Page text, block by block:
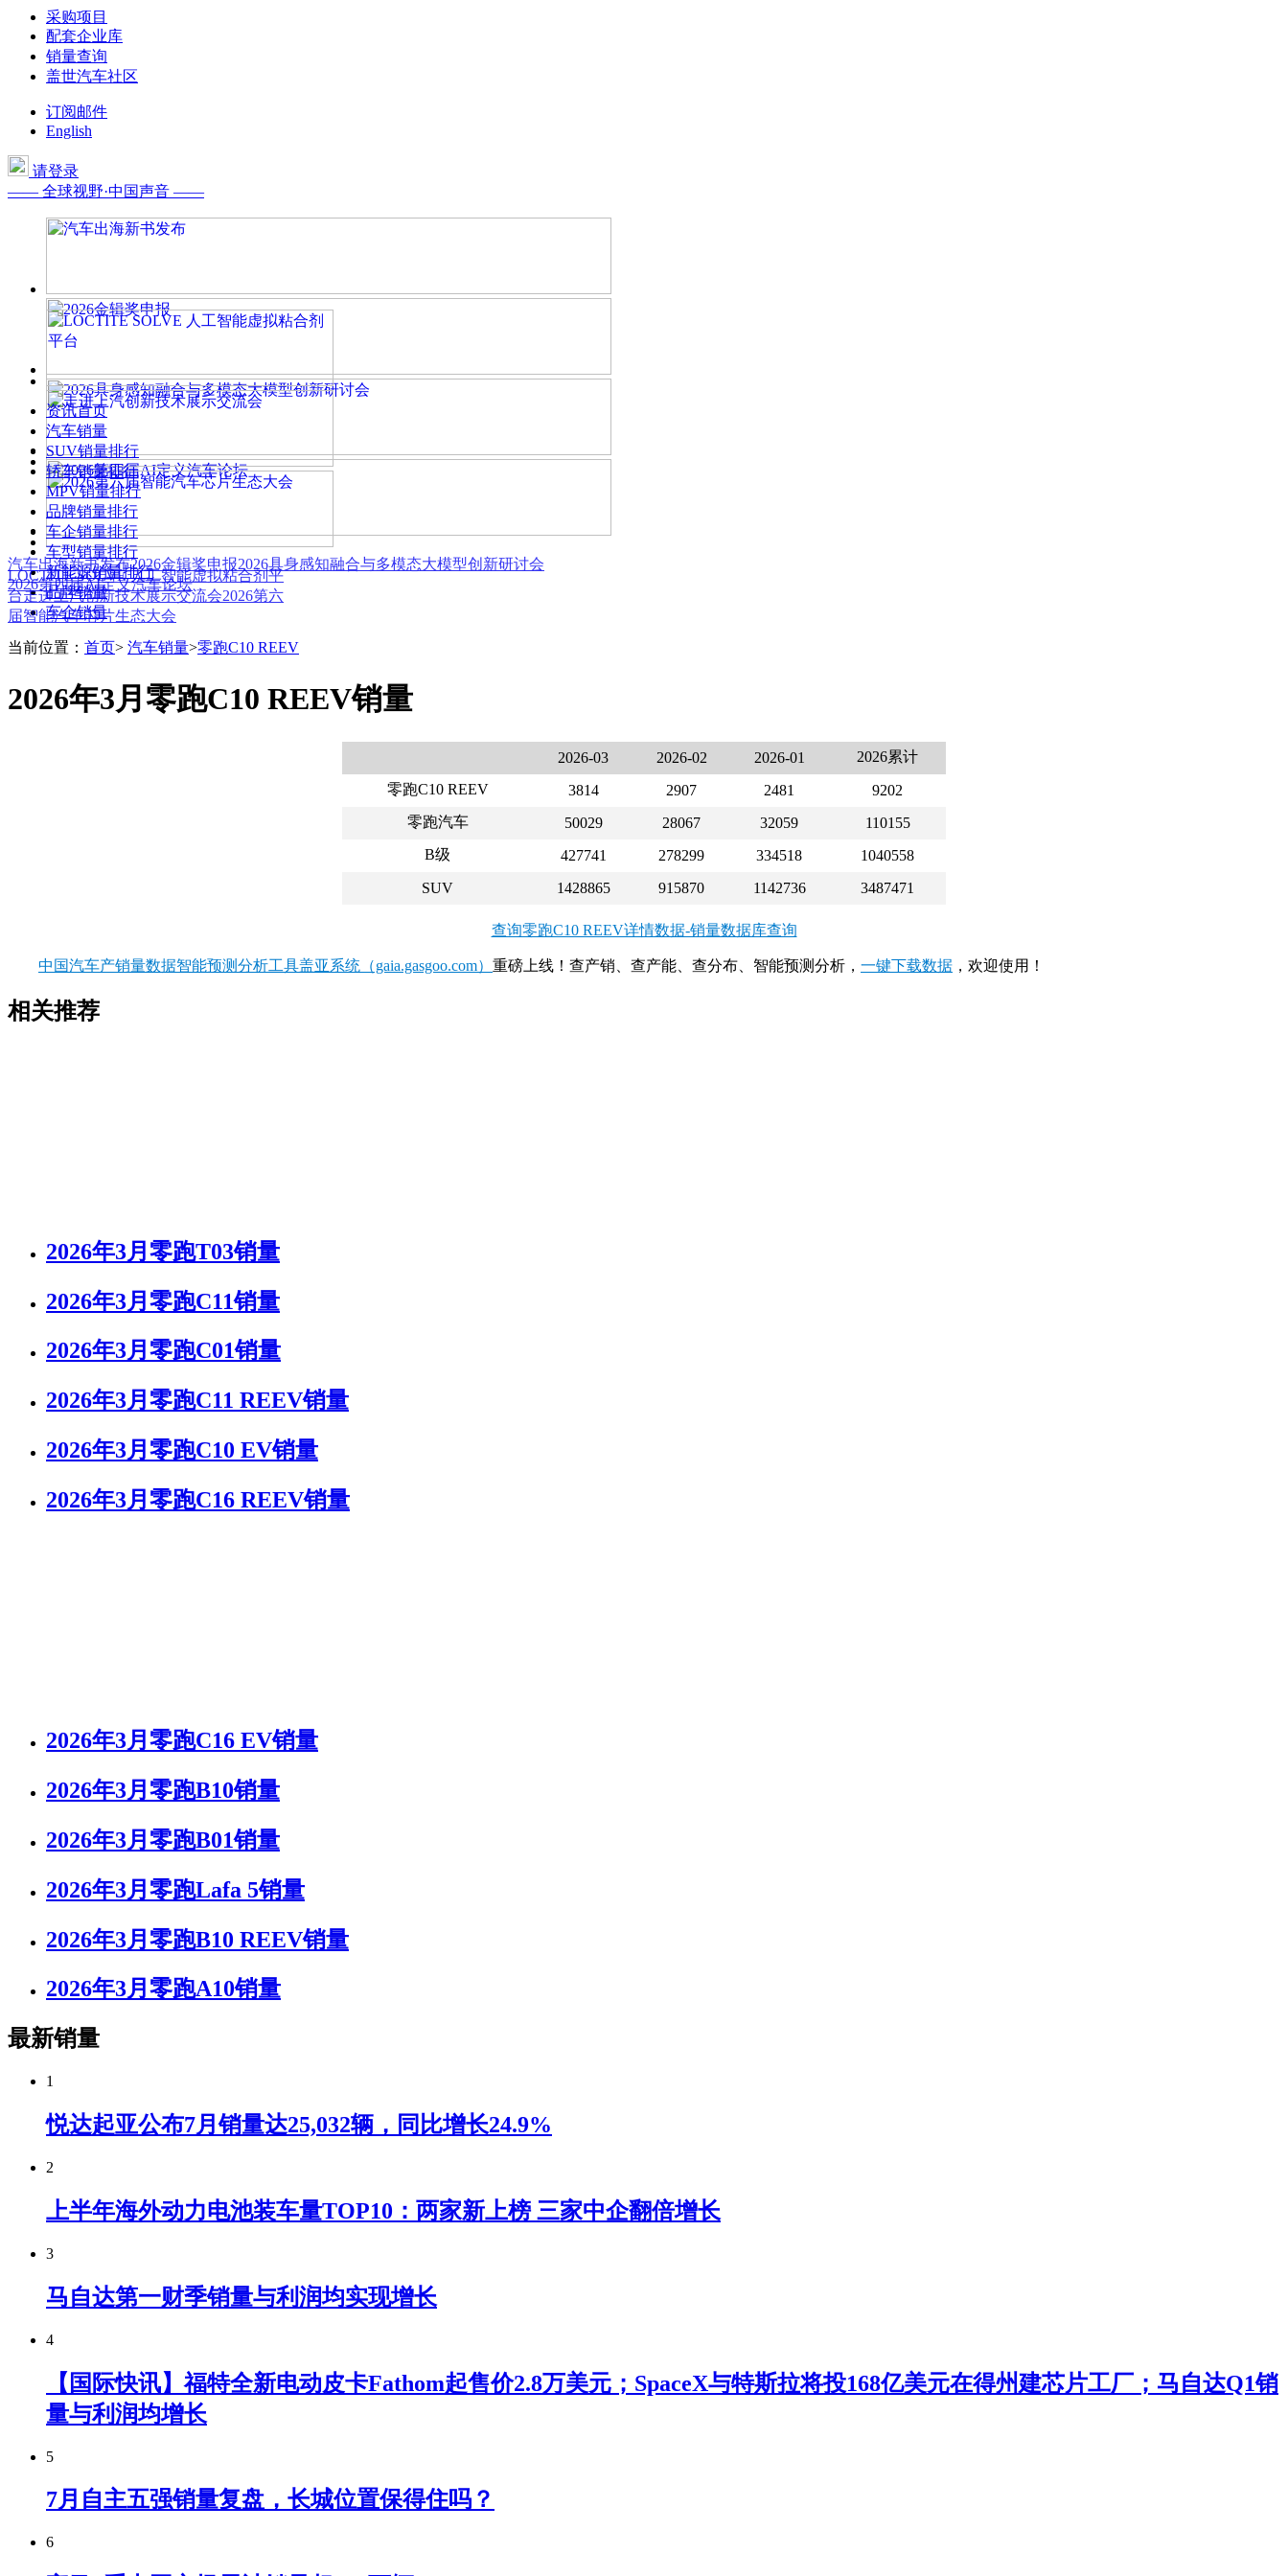
采购项目
配套企业库
销量查询
盖世汽车社区
订阅邮件
English
请登录
—— 全球视野·中国声音 ——
汽车出海新书发布2026金辑奖申报2026具身感知融合与多模态大模型创新研讨会
2026第四届AI定义汽车论坛
LOCTITE SOLVE 人工智能虚拟粘合剂平
台走进上汽创新技术展示交流会2026第六
届智能汽车芯片生态大会
资讯首页
汽车销量
SUV销量排行
轿车销量排行
MPV销量排行
品牌销量排行
车企销量排行
车型销量排行
新能源销量排行
品牌销量
车企销量
当前位置： 首页> 汽车销量>零跑C10 REEV
2026年3月零跑C10 REEV销量
2026-03 2026-02 2026-01
2026累计
零跑C10 REEV
3814 2907 2481
9202
零跑汽车
50029 28067 32059
110155
B级
427741 278299 334518
1040558
SUV
1428865 915870 1142736 3487471
查询零跑C10 REEV详情数据-销量数据库查询
中国汽车产销量数据智能预测分析工具盖亚系统（gaia.gasgoo.com） 重磅上线！查产销、查产能、查分布、智能预测分析， 一键下载数据 ，欢迎使用！
相关推荐
2026年3月零跑T03销量
2026年3月零跑C11销量
2026年3月零跑C01销量
2026年3月零跑C11 REEV销量
2026年3月零跑C10 EV销量
2026年3月零跑C16 REEV销量
2026年3月零跑C16 EV销量
2026年3月零跑B10销量
2026年3月零跑B01销量
2026年3月零跑Lafa 5销量
2026年3月零跑B10 REEV销量
2026年3月零跑A10销量
最新销量
1
悦达起亚公布7月销量达25,032辆，同比增长24.9%
2
上半年海外动力电池装车量TOP10：两家新上榜 三家中企翻倍增长
3
马自达第一财季销量与利润均实现增长
4
【国际快讯】福特全新电动皮卡Fathom起售价2.8万美元；SpaceX与特斯拉将投168亿美元在得州建芯片工厂；马自达Q1销
量与利润均增长
5
7月自主五强销量复盘，长城位置保得住吗？
6